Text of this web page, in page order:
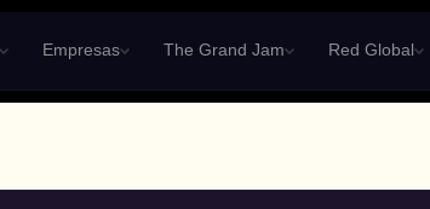
Empresas The Grand Jam Red Global